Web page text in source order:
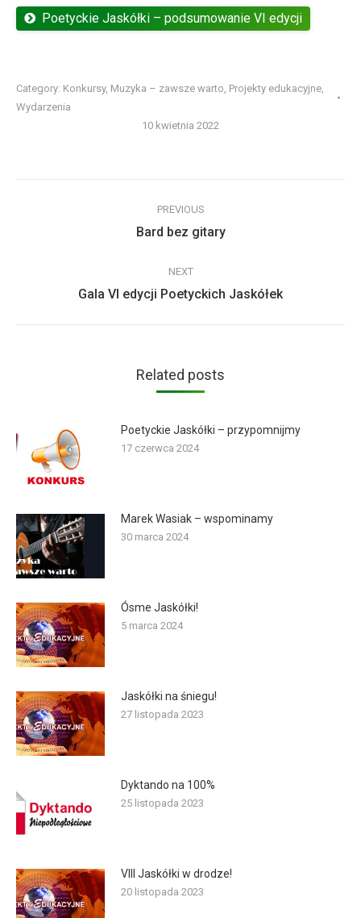
Poetyckie Jaskółki – podsumowanie VI edycji
Category: Konkursy, Muzyka – zawsze warto Projekty edukacyjne
Wydarzenia
10 kwietnia 2022
PREVIOUS
Previous
Bard bez gitary
NEXT
Next
Gala VI edycji Poetyckich Jaskółek
Related posts
Poetyckie Jaskółki – przypomnijmy
17 czerwca 2024
Marek Wasiak – wspominamy
30 marca 2024
Ósme Jaskółki!
5 marca 2024
Jaskółki na śniegu!
27 listopada 2023
Dyktando na 100%
25 listopada 2023
VIII Jaskółki w drodze!
20 listopada 2023